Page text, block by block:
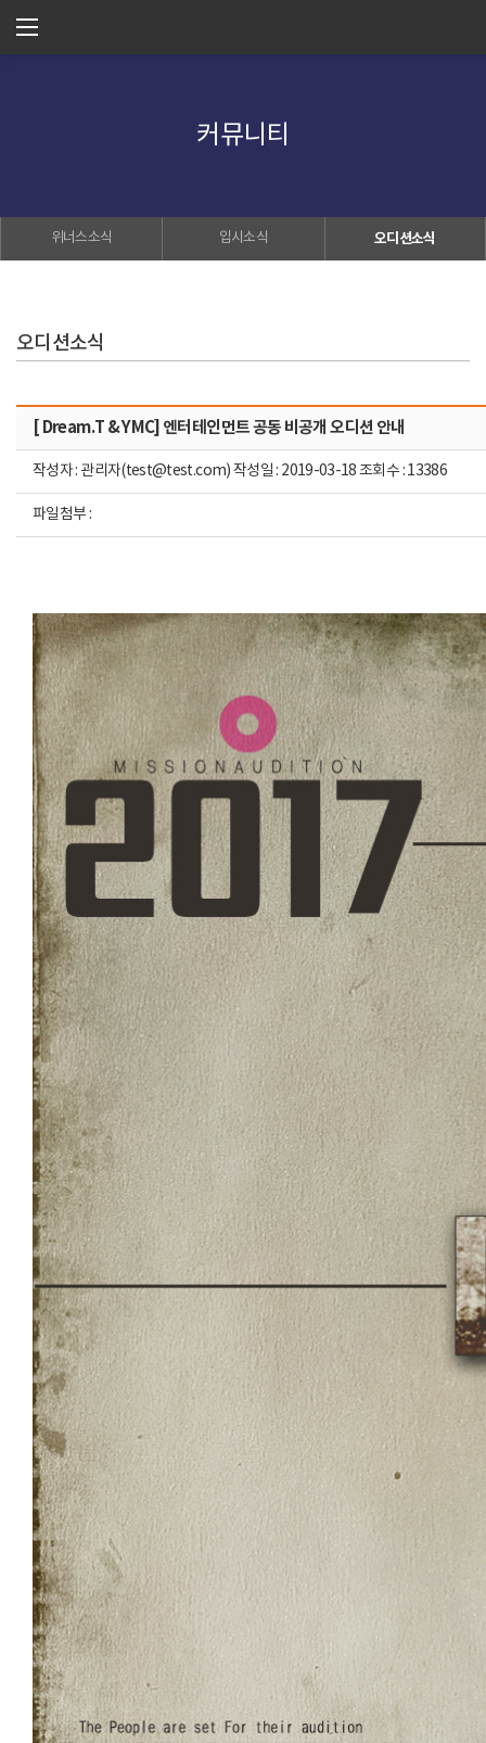
커뮤니티
위너스소식 입시소식 오디션소식
오디션소식
[ Dream.T & YMC] 엔터테인먼트 공동 비공개 오디션 안내
작성자 : 관리자(test@test.com) 작성일 : 2019-03-18 조회수 : 13386
파일첨부 :